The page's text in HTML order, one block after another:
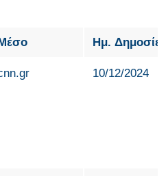
Μέσο Ημ.
10/12/2024